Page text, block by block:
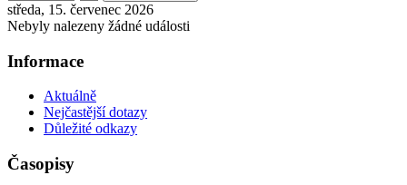
středa, 15. červenec 2026
Nebyly nalezeny žádné události
Informace
Aktuálně
Nejčastější dotazy
Důležité odkazy
Časopisy